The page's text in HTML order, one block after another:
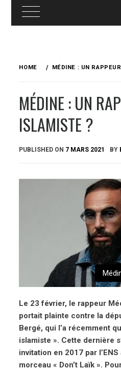
HOME MÉDINE : UN
MÉDINE : UN
ISLAMISTE ?
PUBLISHED ON 7 MARS 2021 BY
Le 23 février, le rappeur
portait plainte contre la
Bergé, qui l’a récemment
islamiste ». Cette dernière
invitation en 2017 par
morceau « Don’t Laïk ».